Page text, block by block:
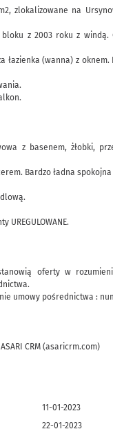
zlokalizowane na
z 2003 roku z windą.
(wanna) z oknem.
z basenem, żłobki,
Bardzo ładna
UREGULOWANE.
oferty w
umowy pośrednictwa :
CRM (asaricrm.com)
11-01-2023
22-01-2023